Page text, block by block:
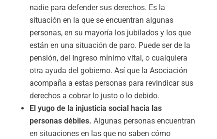
nadie para defender sus derechos. Es la
situación en la que se encuentran algunas
personas, en su mayoría los jubilados y los que
están en una situación de paro. Puede ser de la
pensión, del Ingreso mínimo vital, o cualquiera
otra ayuda del gobierno. Así que la Asociación
acompaña a estas personas para revindicar sus
derechos a cobrar lo justo o lo debido.
El yugo de la injusticia social hacia las
personas débiles. Algunas personas encuentran
en situaciones en las que no saben cómo